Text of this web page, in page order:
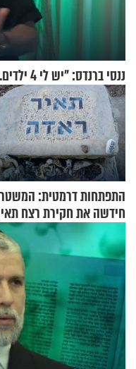
ננסי ברנדס: "יש לי 4 ילדים. הקשר הכי טוב - עם הבת החרדית"
התפתחות דרמטית:
חידשה את חקירת רצח
ראדה